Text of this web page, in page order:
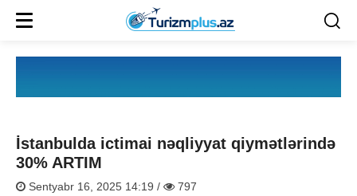
İstanbulda ictimai nəqliyyat qiymətlərində
30% ARTIM
Sentyabr 16, 2025 14:19 / 797